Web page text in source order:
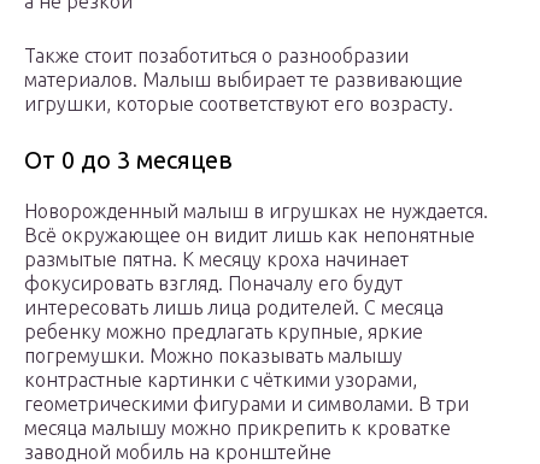
Также стоит позаботиться о разнообразии
материалов. Малыш выбирает те развивающие
игрушки, которые соответствуют его возрасту.
От 0 до 3 месяцев
Новорожденный малыш в игрушках не нуждается.
Всё окружающее он видит лишь как непонятные
размытые пятна. К месяцу кроха начинает
фокусировать взгляд. Поначалу его будут
интересовать лишь лица родителей. С месяца
ребенку можно предлагать крупные, яркие
погремушки. Можно показывать малышу
контрастные картинки с чёткими узорами,
геометрическими фигурами и символами. В три
месяца малышу можно прикрепить к кроватке
заводной мобиль на кронштейне